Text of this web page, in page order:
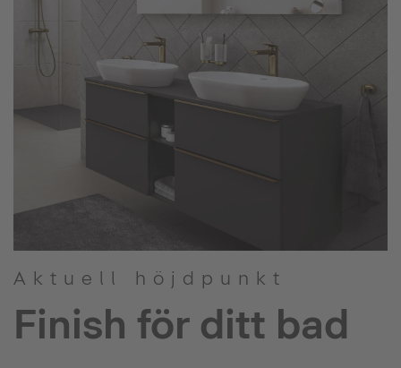
Aktuell höjdpunkt
Finish för ditt bad